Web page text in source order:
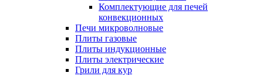
Комплектующие для печей
конвекционных
Печи микроволновые
Плиты газовые
Плиты индукционные
Плиты электрические
Грили для кур